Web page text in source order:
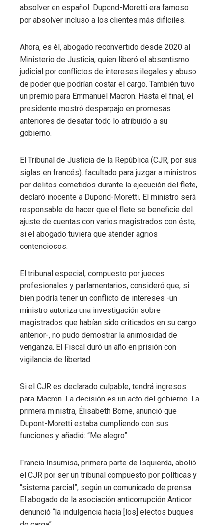
absolver en español. Dupond-Moretti era famoso
por absolver incluso a los clientes más difíciles.
Ahora, es él, abogado reconvertido desde 2020 al
Ministerio de Justicia, quien liberó el absentismo
judicial por conflictos de intereses ilegales y abuso
de poder que podrían costar el cargo. También tuvo
un premio para Emmanuel Macron. Hasta el final, el
presidente mostró desparpajo en promesas
anteriores de desatar todo lo atribuido a su
gobierno.
El Tribunal de Justicia de la República (CJR, por sus
siglas en francés), facultado para juzgar a ministros
por delitos cometidos durante la ejecución del flete,
declaró inocente a Dupond-Moretti. El ministro será
responsable de hacer que el flete se beneficie del
ajuste de cuentas con varios magistrados con éste,
si el abogado tuviera que atender agrios
contenciosos.
El tribunal especial, compuesto por jueces
profesionales y parlamentarios, consideró que, si
bien podría tener un conflicto de intereses -un
ministro autoriza una investigación sobre
magistrados que habían sido criticados en su cargo
anterior-, no pudo demostrar la animosidad de
venganza. El Fiscal duró un año en prisión con
vigilancia de libertad.
Si el CJR es declarado culpable, tendrá ingresos
para Macron. La decisión es un acto del gobierno. La
primera ministra, Élisabeth Borne, anunció que
Dupont-Moretti estaba cumpliendo con sus
funciones y añadió: “Me alegro”.
Francia Insumisa, primera parte de Isquierda, abolió
el CJR por ser un tribunal compuesto por políticas y
“sistema parcial”, según un comunicado de prensa.
El abogado de la asociación anticorrupción Anticor
denunció “la indulgencia hacia [los] electos buques